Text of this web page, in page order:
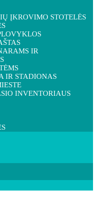
ĮKROVIMO STOTELĖS
IR
IR STADIONAS
INVENTORIAUS